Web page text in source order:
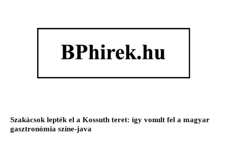
Szakácsok lepték el a Kossuth teret: így vonult fel a magyar
gasztronómia színe-java